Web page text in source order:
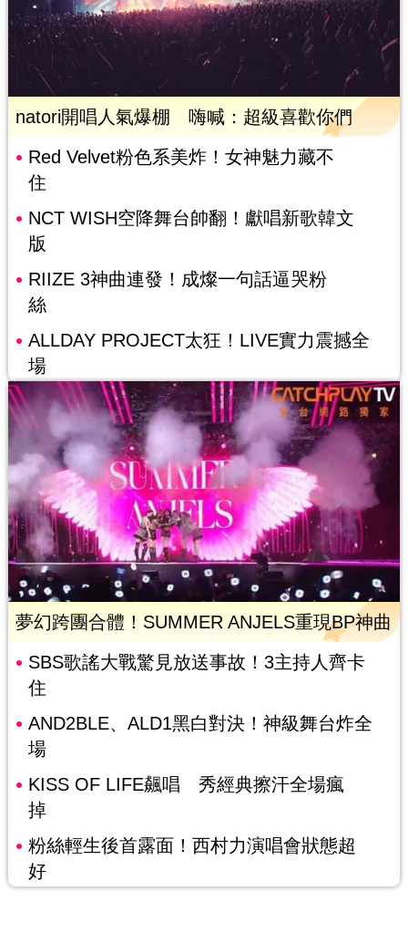
natori開唱人氣爆棚 嗨喊：超級喜歡你們
Red Velvet粉色系美炸！女神魅力藏不
住
NCT WISH空降舞台帥翻！獻唱新歌韓文
版
RIIZE 3神曲連發！成燦一句話逼哭粉
絲
ALLDAY PROJECT太狂！LIVE實力震撼全
場
夢幻跨團合體！SUMMER ANJELS重現BP神曲
SBS歌謠大戰驚見放送事故！3主持人齊卡
住
AND2BLE、ALD1黑白對決！神級舞台炸全
場
KISS OF LIFE飆唱 秀經典擦汗全場瘋
掉
粉絲輕生後首露面！西村力演唱會狀態超
好